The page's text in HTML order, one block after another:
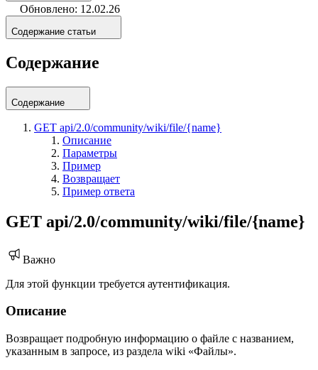
Обновлено: 12.02.26
Содержание статьи
Содержание
Содержание
GET api/2.0/community/wiki/file/{name}
Описание
Параметры
Пример
Возвращает
Пример ответа
GET api/2.0/community/wiki/file/{name}
Важно
Для этой функции требуется аутентификация.
Описание
Возвращает подробную информацию о файле с названием,
указанным в запросе, из раздела wiki «Файлы».